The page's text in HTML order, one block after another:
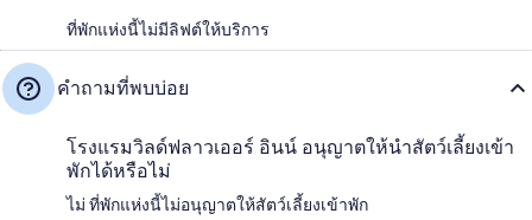
ที่พักแห่งนี้ไม่มีลิฟต์ให้บริการ
คำถามที่พบบ่อย
โรงแรมวิลด์ฟลาวเออร์ อินน์ อนุญาตให้นำสัตว์เลี้ยงเข้า
พักได้หรือไม่
ไม่ ที่พักแห่งนี้ไม่อนุญาตให้สัตว์เลี้ยงเข้าพัก